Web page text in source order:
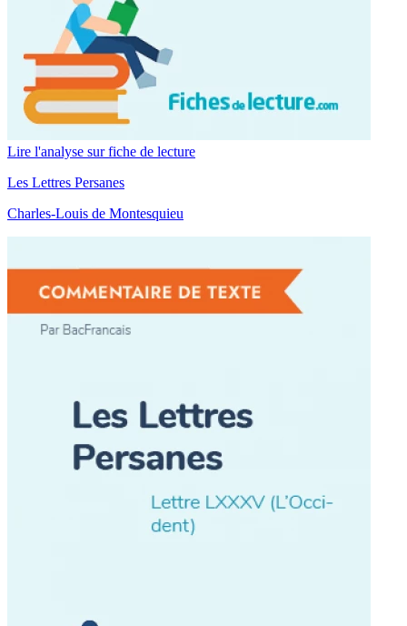
Lire l'analyse sur fiche de lecture
Les Lettres Persanes
Charles-Louis de Montesquieu